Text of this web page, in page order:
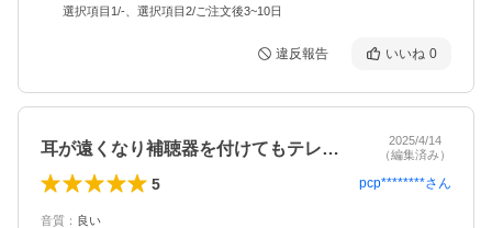
選択項目1/-、選択項目2/ご注文後3~10日
違反報告 いいね 0
耳が遠くなり補聴器を付けてもテレビの音…
2025/4/14
（編集済み）
5 pcp********さん
音質 ： 良い